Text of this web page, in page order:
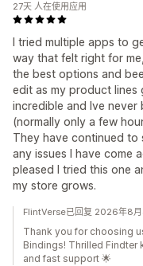
I tried multiple apps to
way that felt right for
the best options and
edit as my product lines
incredible and Ive
(normally only a few
They have continued
any issues I have come
pleased I tried this one
my store grows.
27天 人在使用应用
FlintVerse已回复 2026年8月
Thank you for choosing
Bindings! Thrilled
and fast support 🌟